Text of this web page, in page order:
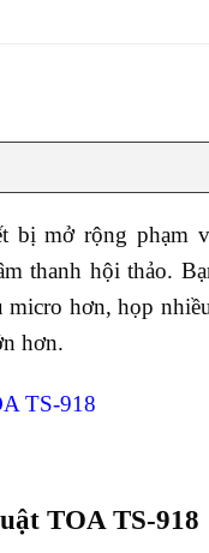
bị mở rộng phạm
thanh hội thảo.
micro hơn, họp
hơn.
TS-918
TOA TS-918